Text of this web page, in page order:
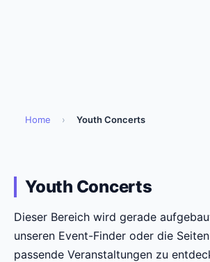
Home › Youth Concerts
Youth Concerts
Dieser Bereich wird gerade
unseren Event-Finder oder die
passende Veranstaltungen zu